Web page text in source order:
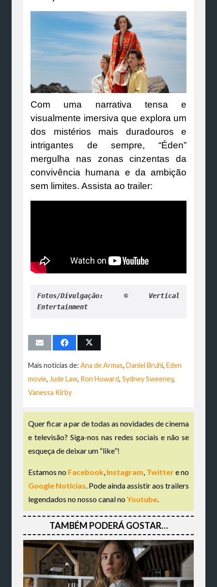
Com uma narrativa tensa e
visualmente imersiva que explora um
dos mistérios mais duradouros e
intrigantes de sempre, “Éden”
mergulha nas zonas cinzentas da
convivência humana e da ambição
sem limites. Assista ao trailer:
Fotos/Divulgação: © Vertical
Entertainment
Mais notícias de: Ana de Armas, Daniel Bruhl, Eden
movie, Jude Law, Ron Howard, Sydney Sweeney,
Vanessa Kirby
Quer ficar a par de todas as novidades de cinema
e televisão? Siga-nos nas redes sociais e não se
esqueça de deixar um “like”!
Estamos no Facebook, Instagram, Twittere no
Google Notícias. Pode ainda assistir aos trailers
legendados no nosso canal noYoutube.
TAMBÉM PODERÁ GOSTAR…